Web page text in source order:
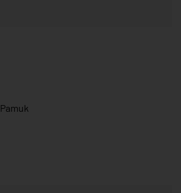
Pamuk